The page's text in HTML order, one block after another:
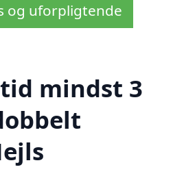
og uforpligtende
mindst 3